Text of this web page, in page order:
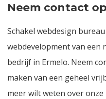
Neem contact
Schakel webdesign
webdevelopment van een
bedrijf in Ermelo. Neem
maken van een geheel
meer wilt weten over